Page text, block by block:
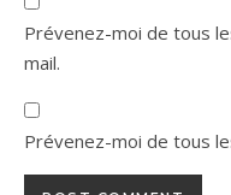
Prévenez-moi de tous
mail.
Prévenez-moi de tous